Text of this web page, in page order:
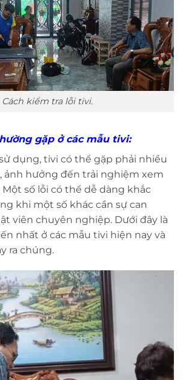
Cách kiểm tra lỗi tivi.
gặp ở các mẫu tivi:
dụng, tivi có thể gặp phải nhiều
ảnh hưởng đến trải nghiệm xem
số lỗi có thể dễ dàng khắc
khi một số khác cần sự can
viên chuyên nghiệp. Dưới đây là
nhất ở các mẫu tivi hiện nay và
ra chúng.